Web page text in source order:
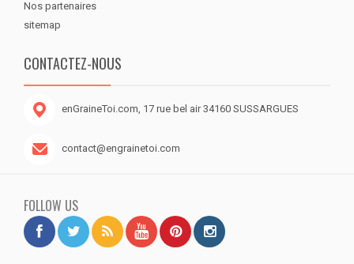
Nos partenaires
sitemap
CONTACTEZ-NOUS
enGraineToi.com, 17 rue bel air 34160 SUSSARGUES
contact@engrainetoi.com
FOLLOW US